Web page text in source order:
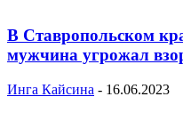
В Ставропольском
мужчина угрожал
Инга Кайсина - 16.06.2023